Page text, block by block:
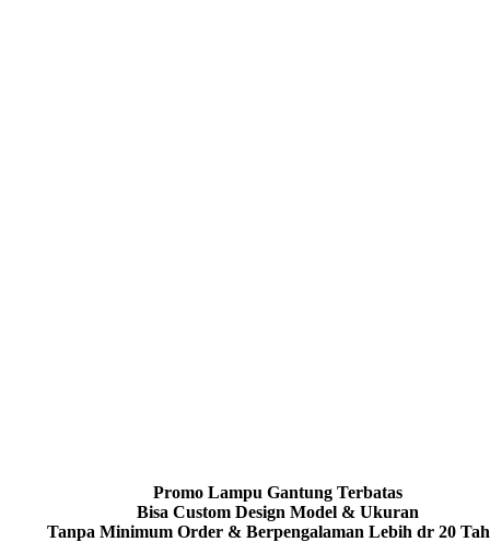
Promo Lampu Gantung Terbatas
Bisa Custom Design Model & Ukuran
Tanpa Minimum Order & Berpengalaman Lebih dr 20